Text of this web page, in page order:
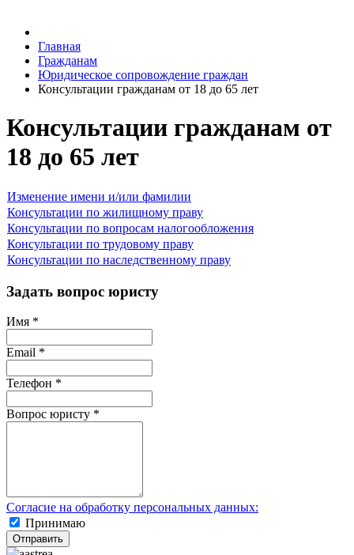
Главная
Гражданам
Юридическое сопровождение граждан
Консультации гражданам от 18 до 65 лет
Консультации гражданам от
18 до 65 лет
Изменение имени и/или фамилии
Консультации по жилищному праву
Консультации по вопросам налогообложения
Консультации по трудовому праву
Консультации по наследственному праву
Задать вопрос юристу
Имя *
Email *
Телефон *
Вопрос юристу *
Согласие на обработку персональных данных:
Принимаю
Отправить